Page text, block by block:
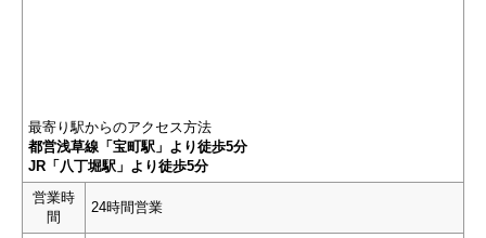
最寄り駅からのアクセス方法
都営浅草線「宝町駅」より徒歩5分
JR「八丁堀駅」より徒歩5分
営業時
間
24時間営業